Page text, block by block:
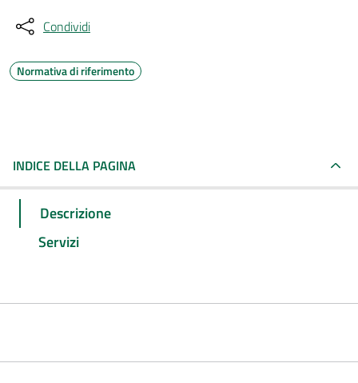
Condividi
Normativa di riferimento
INDICE DELLA PAGINA
Descrizione
Servizi